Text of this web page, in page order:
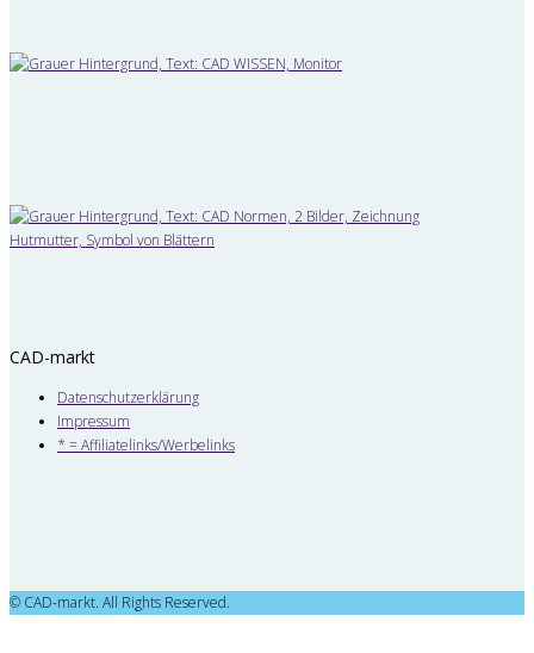
CAD-markt
Datenschutzerklärung
Impressum
* = Affiliatelinks/Werbelinks
© CAD-markt. All Rights Reserved.